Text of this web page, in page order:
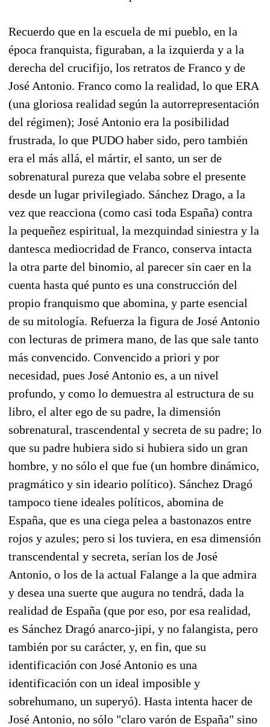
Recuerdo que en la escuela de mi pueblo, en la
época franquista, figuraban, a la izquierda y a la
derecha del crucifijo, los retratos de Franco y de
José Antonio. Franco como la realidad, lo que ERA
(una gloriosa realidad según la autorrepresentación
del régimen); José Antonio era la posibilidad
frustrada, lo que PUDO haber sido, pero también
era el más allá, el mártir, el santo, un ser de
sobrenatural pureza que velaba sobre el presente
desde un lugar privilegiado. Sánchez Drago, a la
vez que reacciona (como casi toda España) contra
la pequeñez espiritual, la mezquindad siniestra y la
dantesca mediocridad de Franco, conserva intacta
la otra parte del binomio, al parecer sin caer en la
cuenta hasta qué punto es una construcción del
propio franquismo que abomina, y parte esencial
de su mitología. Refuerza la figura de José Antonio
con lecturas de primera mano, de las que sale tanto
más convencido. Convencido a priori y por
necesidad, pues José Antonio es, a un nivel
profundo, y como lo demuestra al estructura de su
libro, el alter ego de su padre, la dimensión
sobrenatural, trascendental y secreta de su padre; lo
que su padre hubiera sido si hubiera sido un gran
hombre, y no sólo el que fue (un hombre dinámico,
pragmático y sin ideario político). Sánchez Dragó
tampoco tiene ideales políticos, abomina de
España, que es una ciega pelea a bastonazos entre
rojos y azules; pero si los tuviera, en esa dimensión
transcendental y secreta, serían los de José
Antonio, o los de la actual Falange a la que admira
y desea una suerte que augura no tendrá, dada la
realidad de España (que por eso, por esa realidad,
es Sánchez Dragó anarco-jipi, y no falangista, pero
también por su carácter, y, en fin, que su
identificación con José Antonio es una
identificación con un ideal imposible y
sobrehumano, un superyó). Hasta intenta hacer de
José Antonio, no sólo "claro varón de España" sino